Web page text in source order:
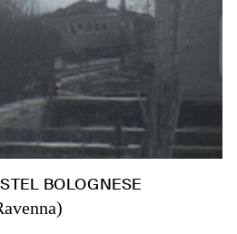
BOLOGNESE